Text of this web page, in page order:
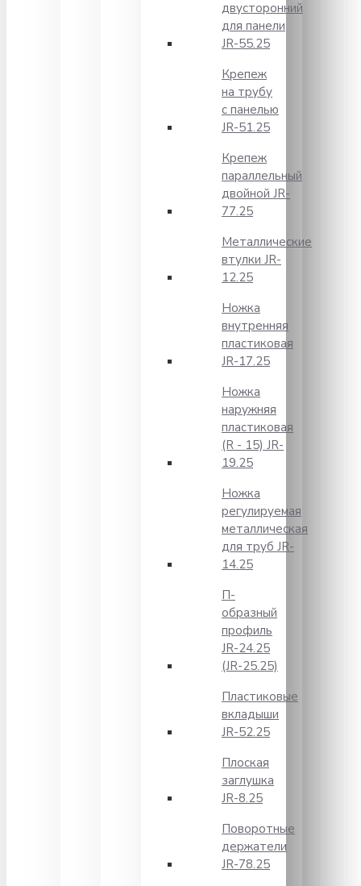
двусторонний
для панели
JR-55.25
Крепеж
на трубу
с панелью
JR-51.25
Крепеж
параллельный
двойной JR-
77.25
Металлические
втулки JR-
12.25
Ножка
внутренняя
пластиковая
JR-17.25
Ножка
наружняя
пластиковая
(R - 15) JR-
19.25
Ножка
регулируемая
металлическая
для труб JR-
14.25
П-
образный
профиль
JR-24.25
(JR-25.25)
Пластиковые
вкладыши
JR-52.25
Плоская
заглушка
JR-8.25
Поворотные
держатели
JR-78.25